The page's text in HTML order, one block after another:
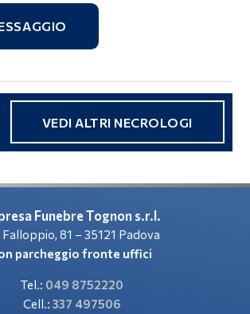
VEDI ALTRI NECROLOGI
Funebre Tognon s.r.l.
Falloppio, 81 – 35121 Padova
parcheggio fronte uffici
Tel.: 049 8752220
Cell.: 337 497506